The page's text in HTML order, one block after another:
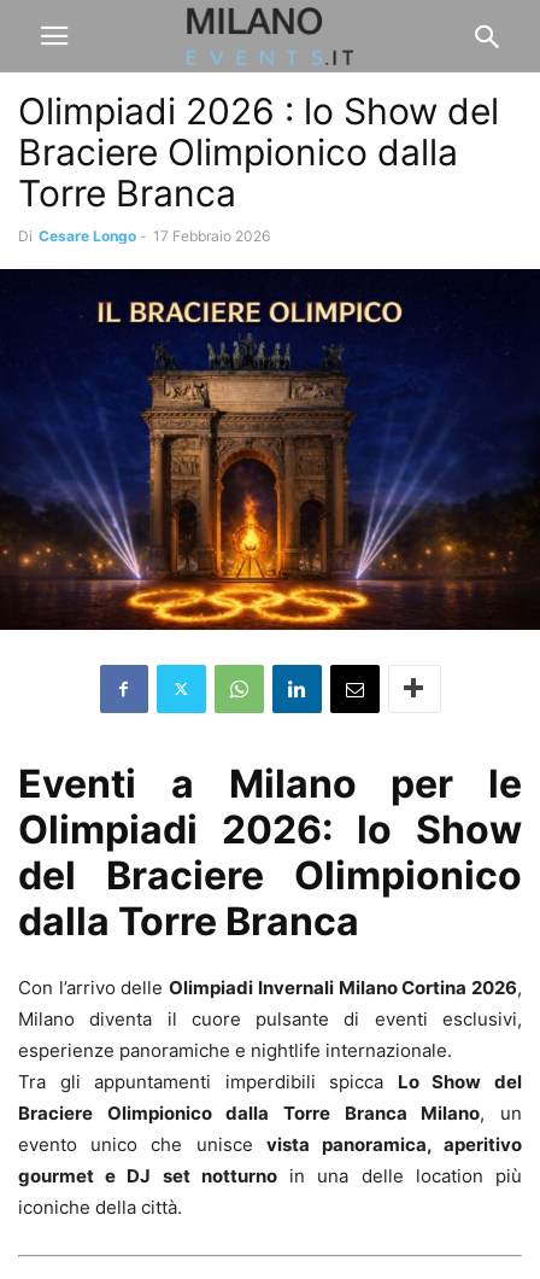
Olimpiadi 2026 : lo Show del
Braciere Olimpionico dalla
Torre Branca
Di Cesare Longo - 17 Febbraio 2026
Eventi a Milano per le
Olimpiadi 2026: lo Show
del Braciere Olimpionico
dalla Torre Branca
Con l’arrivo delleOlimpiadi Invernali Milano Cortina 2026,
Milano diventa il cuore pulsante di eventi esclusivi,
esperienze panoramiche e nightlife internazionale.
Tra gli appuntamenti imperdibili spicca Lo Show del
Braciere Olimpionico dalla Torre Branca Milano, un
evento unico che unisce vista panoramica, aperitivo
gourmet e DJ set notturnoin una delle location più
iconiche della città.